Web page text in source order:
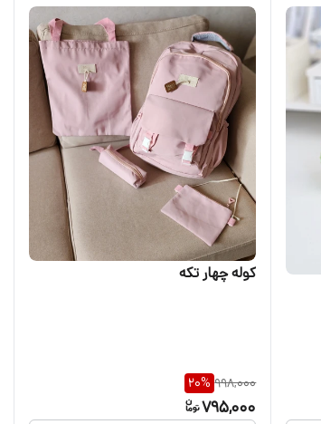
کوله چهار تکه
998,000
20%
795,000